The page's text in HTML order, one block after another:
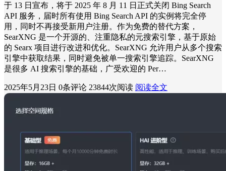
于 13 日宣布，将于 2025 年 8 月 11 日正式关闭 Bing Search
API 服务，届时所有使用 Bing Search API 的实例将完全停
用，同时不再接受新用户注册。作为免费的替代方案，
SearXNG 是一个开源的、注重隐私的元搜索引擎，基于原始
的 Searx 项目进行改进和优化。SearXNG 允许用户从多个搜索
引擎中获取结果，同时避免被单一搜索引擎追踪。SearXNG
是很多 AI 搜索引擎的基础，广受欢迎的 Per…
2025年5月23日 0条评论 23844次阅读 阅读全文